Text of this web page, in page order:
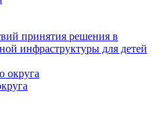
принятия решения в
инфраструктуры для детей
округа